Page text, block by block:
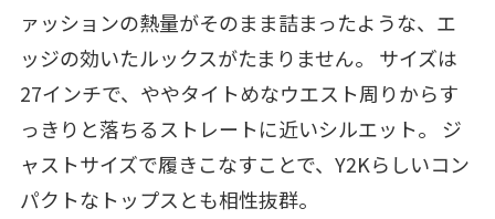
ァッションの熱量がそのまま詰まったような、エ
ッジの効いたルックスがたまりません。 サイズは
27インチで、ややタイトめなウエスト周りからす
っきりと落ちるストレートに近いシルエット。 ジ
ャストサイズで履きこなすことで、Y2Kらしいコン
パクトなトップスとも相性抜群。